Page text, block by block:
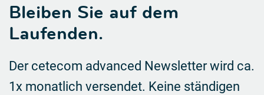
Bleiben Sie auf dem
Laufenden.
Der cetecom advanced Newsletter wird ca.
1x monatlich versendet. Keine ständigen